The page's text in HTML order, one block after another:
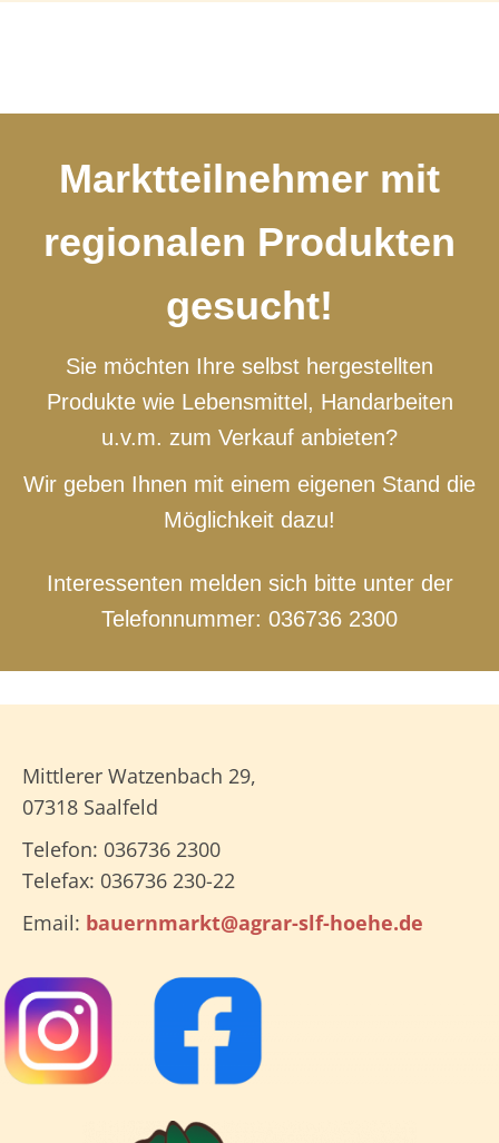
Marktteilnehmer mit
regionalen Produkten
gesucht!
Sie möchten Ihre selbst hergestellten
Produkte wie Lebensmittel, Handarbeiten
u.v.m. zum Verkauf anbieten?
Wir geben Ihnen mit einem eigenen Stand die
Möglichkeit dazu!
Interessenten melden sich bitte unter der
Telefonnummer: 036736 2300
Mittlerer Watzenbach 29,
07318 Saalfeld
Telefon: 036736 2300
Telefax: 036736 230-22
Email: bauernmarkt@agrar-slf-hoehe.de